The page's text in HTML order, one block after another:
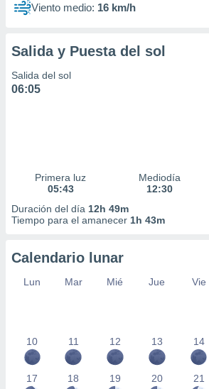
Viento medio: 16 km/h
Salida y Puesta del sol
Salida del sol
06:05
Primera luz
05:43
Mediodía
12:30
Duración del día 12h 49m
Tiempo para el amanecer 1h 43m
Calendario lunar
Lun Mar Mié Jue Vie
10 11 12 13 14
17 18 19 20 21